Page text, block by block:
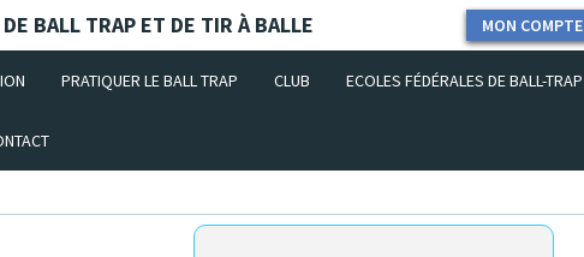
BALL TRAP ET DE TIR À BALLE MON COMPTE
PRATIQUER LE BALL TRAP CLUB ECOLES FÉDÉRALES DE BALL-TRAP